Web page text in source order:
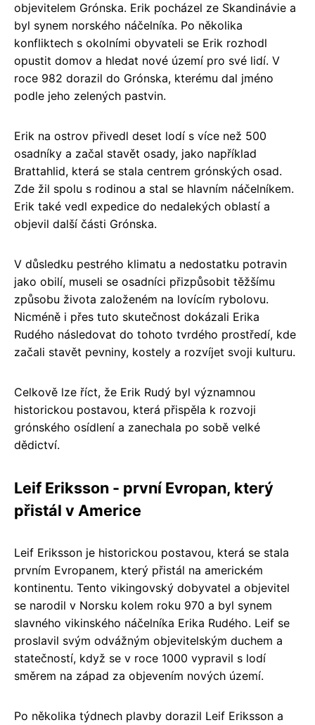
objevitelem Grónska. Erik pocházel ze Skandinávie a
byl synem norského náčelníka. Po několika
konfliktech s okolními obyvateli se Erik rozhodl
opustit domov a hledat nové území pro své lidí. V
roce 982 dorazil do Grónska, kterému dal jméno
podle jeho zelených pastvin.
Erik na ostrov přivedl deset lodí s více než 500
osadníky a začal stavět osady, jako například
Brattahlid, která se stala centrem grónských osad.
Zde žil spolu s rodinou a stal se hlavním náčelníkem.
Erik také vedl expedice do nedalekých oblastí a
objevil další části Grónska.
V důsledku pestrého klimatu a nedostatku potravin
jako obilí, museli se osadníci přizpůsobit těžšímu
způsobu života založeném na lovícím rybolovu.
Nicméně i přes tuto skutečnost dokázali Erika
Rudého následovat do tohoto tvrdého prostředí, kde
začali stavět pevniny, kostely a rozvíjet svoji kulturu.
Celkově lze říct, že Erik Rudý byl významnou
historickou postavou, která přispěla k rozvoji
grónského osídlení a zanechala po sobě velké
dědictví.
Leif Eriksson - první Evropan, který
přistál v Americe
Leif Eriksson je historickou postavou, která se stala
prvním Evropanem, který přistál na americkém
kontinentu. Tento vikingovský dobyvatel a objevitel
se narodil v Norsku kolem roku 970 a byl synem
slavného vikinského náčelníka Erika Rudého. Leif se
proslavil svým odvážným objevitelským duchem a
statečností, když se v roce 1000 vypravil s lodí
směrem na západ za objevením nových území.
Po několika týdnech plavby dorazil Leif Eriksson a